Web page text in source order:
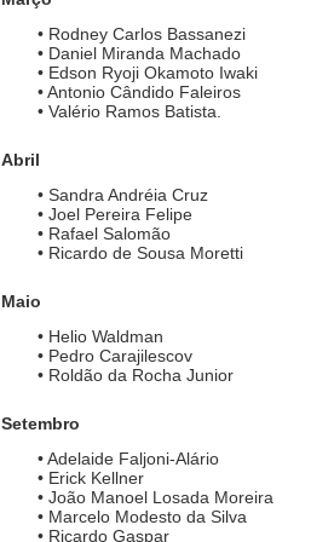
• Rodney Carlos Bassanezi
• Daniel Miranda Machado
• Edson Ryoji Okamoto Iwaki
• Antonio Cândido Faleiros
• Valério Ramos Batista.
Abril
• Sandra Andréia Cruz
• Joel Pereira Felipe
• Rafael Salomão
• Ricardo de Sousa Moretti
Maio
• Helio Waldman
• Pedro Carajilescov
• Roldão da Rocha Junior
Setembro
• Adelaide Faljoni-Alário
• Erick Kellner
• João Manoel Losada Moreira
• Marcelo Modesto da Silva
• Ricardo Gaspar